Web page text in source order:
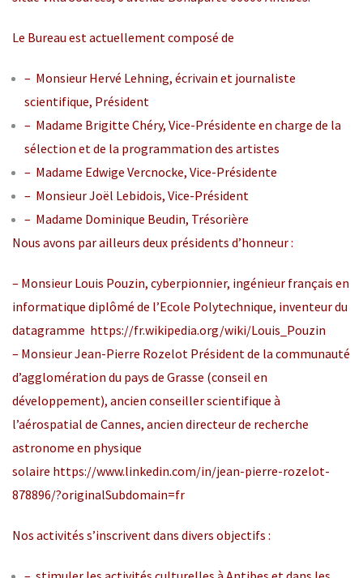
Le Bureau est actuellement composé de
– Monsieur Hervé Lehning, écrivain et journaliste
scientifique, Président
– Madame Brigitte Chéry, Vice-Présidente en charge de la
sélection et de la programmation des artistes
– Madame Edwige Vercnocke, Vice-Présidente
– Monsieur Joël Lebidois, Vice-Président
– Madame Dominique Beudin, Trésorière
Nous avons par ailleurs deux présidents d’honneur :
– Monsieur Louis Pouzin, cyberpionnier, ingénieur français en
informatique diplômé de l’Ecole Polytechnique, inventeur du
datagramme https://fr.wikipedia.org/wiki/Louis_Pouzin
– Monsieur Jean-Pierre Rozelot Président de la communauté
d’agglomération du pays de Grasse (conseil en
développement), ancien conseiller scientifique à
l’aérospatial de Cannes, ancien directeur de recherche
astronome en physique
solaire https://www.linkedin.com/in/jean-pierre-rozelot-
878896/?originalSubdomain=fr
Nos activités s’inscrivent dans divers objectifs :